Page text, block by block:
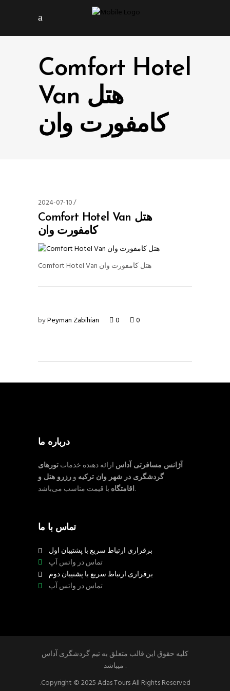
Comfort Hotel
Van هتل
کامفورت وان
2024-07-10
Comfort Hotel Van هتل
کامفورت وان
Comfort Hotel Van هتل کامفورت وان
byPeyman Zabihian 0 0
درباره ما
آژانس مسافرتی آداس ارائه دهنده خدماتتورهای
گردشگری در شهر وان ترکیه ورزرو هتل و
اقامتگاهبا قیمت مناسب می‌باشد.
تماس با ما
برقراری ارتباط سریع با پشتیبان اول
تماس در واتس آپ
برقراری ارتباط سریع با پشتیبان دوم
تماس در واتس آپ
کلیه حقوق این قالب متعلق به تیم گردشگری آداس
میباشد .
.Copyright © 2025 Adas Tours All Rights Reserved